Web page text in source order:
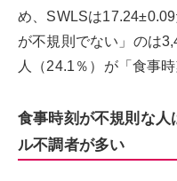
め、SWLSは
が不規則でない」のは
人（24.1％）が「食事
食事時刻が不規則な人
ル不調者が多い